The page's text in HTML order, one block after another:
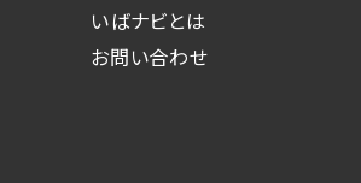
いばナビとは
お問い合わせ